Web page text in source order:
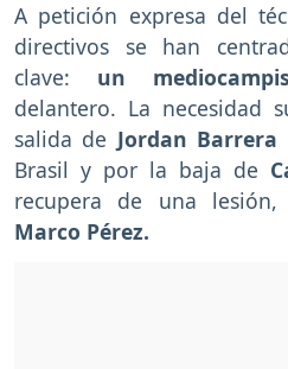
A petición expresa del
directivos se han
clave: un
delantero. La necesidad
salida de Jordan Barrera
Brasil y por la baja de
recupera de una
Marco Pérez.